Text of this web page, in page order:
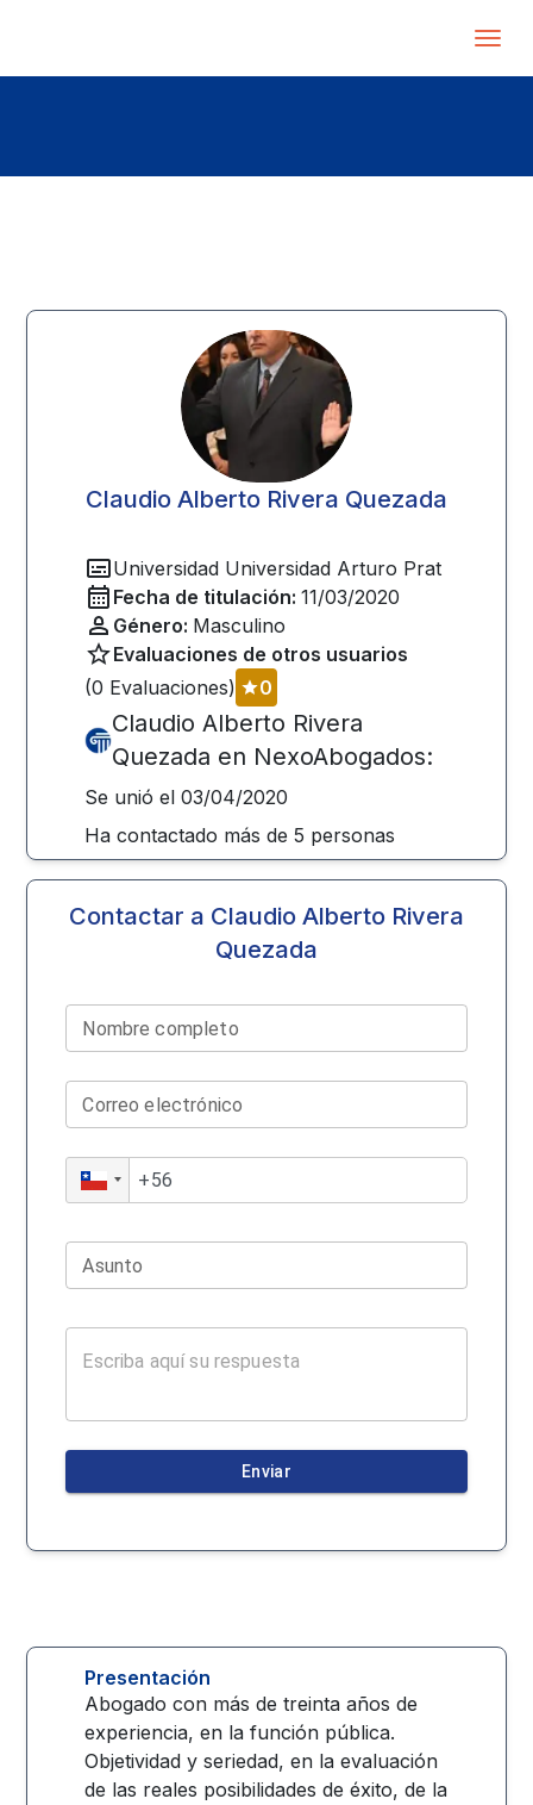
Claudio Alberto Rivera Quezada
Universidad Universidad Arturo Prat
Fecha de titulación: 11/03/2020
Género: Masculino
Evaluaciones de otros usuarios
(0 Evaluaciones) 0
Claudio Alberto Rivera
Quezada en NexoAbogados:
Se unió el 03/04/2020
Ha contactado más de5 personas
Contactar a Claudio Alberto Rivera
Quezada
Nombre completo
Correo electrónico
Asunto
Enviar
Presentación
Abogado con más de treinta años de
experiencia, en la función pública.
Objetividad y seriedad, en la evaluación
de las reales posibilidades de éxito, de la